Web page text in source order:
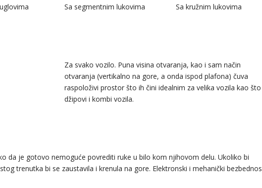
Sa segmentnim lukovima Sa kružnim lukovima
Za svako vozilo. Puna visina otvaranja, kao i sam način
otvaranja (vertikalno na gore, a onda ispod plafona) čuva
raspoloživi prostor što ih čini idealnim za velika vozila kao što
džipovi i kombi vozila.
da je gotovo nemoguće povrediti ruke u bilo kom njihovom delu. Ukoliko bi
trenutka bi se zaustavila i krenula na gore. Elektronski i mehanički